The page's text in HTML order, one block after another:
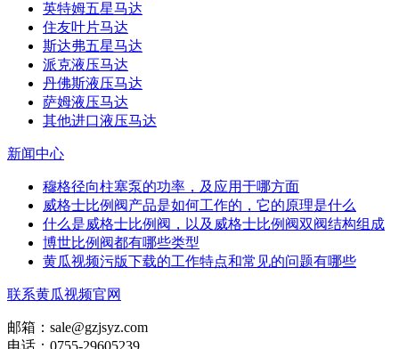
英特姆五星马达
住友叶片马达
斯达弗五星马达
派克液压马达
丹佛斯液压马达
萨姆液压马达
其他进口液压马达
新闻中心
穆格径向柱塞泵的功率，及应用于哪方面
威格士比例阀产品是如何工作的，它的原理是什么
什么是威格士比例阀，以及威格士比例阀双阀结构组成
博世比例阀都有哪些类型
黄瓜视频污版下载的工作特点和常见的问题有哪些
联系黄瓜视频官网
邮箱：sale@gzjsyz.com